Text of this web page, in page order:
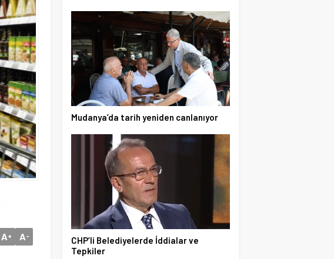
A+ A-
Mudanya’da tarih yeniden canlanıyor
CHP’li Belediyelerde İddialar ve
Tepkiler